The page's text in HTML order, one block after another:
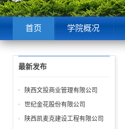
首页 学院概况
最新发布
陕西文投商业管理有限公司
世纪金花股份有限公司
陕西凯麦克建设工程有限公司